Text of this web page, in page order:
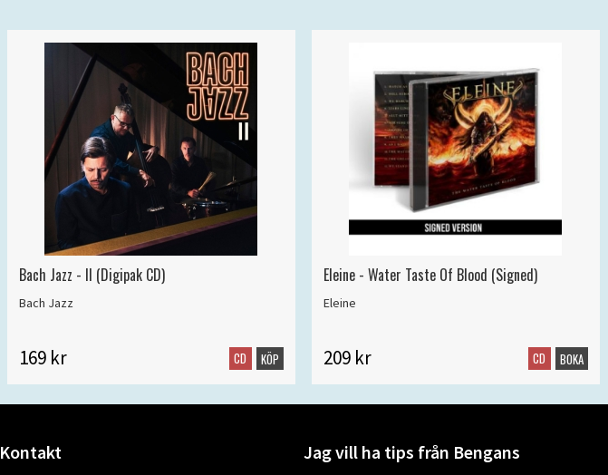
Bach Jazz - II (Digipak CD)
Bach Jazz
169 kr CD KÖP
Eleine - Water Taste Of Blood (Signed)
Eleine
209 kr CD BOKA
Kontakt Jag vill ha tips från Bengans